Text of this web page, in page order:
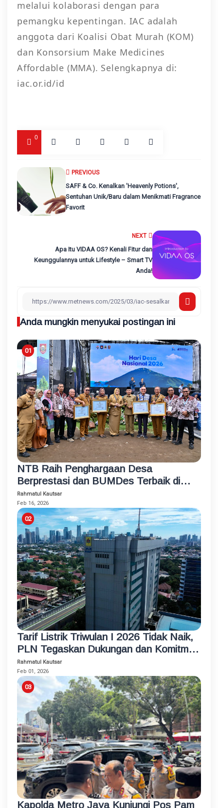
melalui kolaborasi dengan para
pemangku kepentingan. IAC adalah
anggota dari Koalisi Obat Murah (KOM)
dan Konsorsium Make Medicines
Affordable (MMA). Selengkapnya di:
iac.or.id/id
0
NEXT
Apa Itu VIDAA OS? Kenali Fitur dan
Keunggulannya untuk Lifestyle – Smart TV
Anda!
PREVIOUS
SAFF & Co. Kenalkan 'Heavenly Potions',
Sentuhan Unik/Baru dalam Menikmati Fragrance
Favorit
Anda mungkin menyukai postingan ini
NTB Raih Penghargaan Desa
Berprestasi dan BUMDes Terbaik di
Hardesnas 2026
Rahmatul Kautsar
Feb 16, 2026
Tarif Listrik Triwulan I 2026 Tidak Naik,
PLN Tegaskan Dukungan dan Komitmen
Jaga Keandalan dan Kualitas Layanan
Rahmatul Kautsar
Feb 01, 2026
Kapolda Metro Jaya Kunjungi Pos Pam